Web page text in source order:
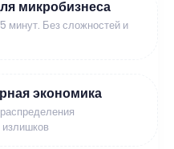
микробизнеса
минут. Без сложностей и
экономика